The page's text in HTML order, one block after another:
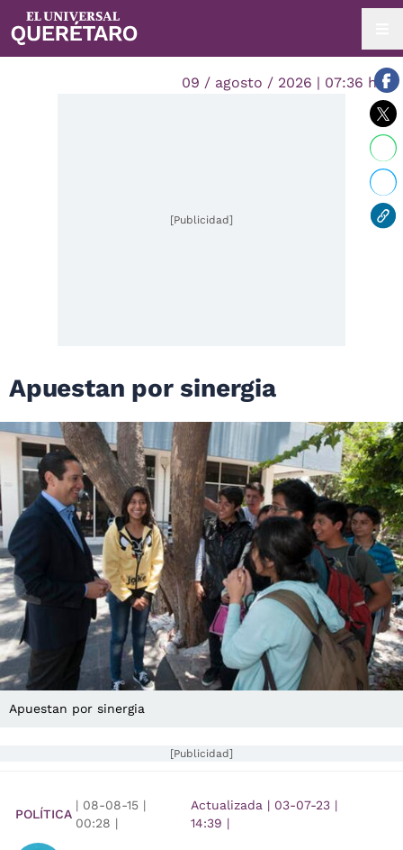
09 / agosto / 2026 | 07:36 hrs.
[Publicidad]
Apuestan por sinergia
Apuestan por sinergia
[Publicidad]
POLÍTICA
| 08-08-15 |
00:28 |
Actualizada | 03-07-23 |
14:39 |